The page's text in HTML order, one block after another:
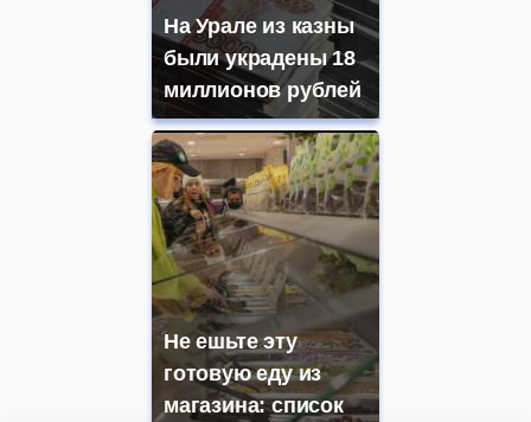
На Урале из казны
были украдены 18
миллионов рублей
Не ешьте эту
готовую еду из
магазина: список